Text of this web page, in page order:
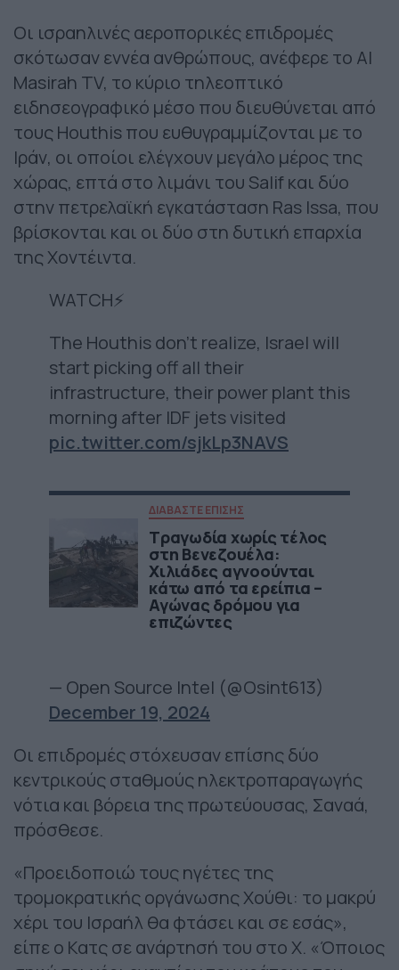
Οι ισραηλινές αεροπορικές επιδρομές
σκότωσαν εννέα ανθρώπους, ανέφερε το Al
Masirah TV, το κύριο τηλεοπτικό
ειδησεογραφικό μέσο που διευθύνεται από
τους Houthis που ευθυγραμμίζονται με το
Ιράν, οι οποίοι ελέγχουν μεγάλο μέρος της
χώρας, επτά στο λιμάνι του Salif και δύο
στην πετρελαϊκή εγκατάσταση Ras Issa, που
βρίσκονται και οι δύο στη δυτική επαρχία
της Χοντέιντα.
WATCH⚡️
The Houthis don’t realize, Israel will
start picking off all their
infrastructure, their power plant this
morning after IDF jets visited
pic.twitter.com/sjkLp3NAVS
ΔΙΑΒΑΣΤΕ ΕΠΙΣΗΣ
Τραγωδία χωρίς τέλος
στη Βενεζουέλα:
Χιλιάδες αγνοούνται
κάτω από τα ερείπια –
Αγώνας δρόμου για
επιζώντες
— Open Source Intel (@Osint613)
December 19, 2024
Οι επιδρομές στόχευσαν επίσης δύο
κεντρικούς σταθμούς ηλεκτροπαραγωγής
νότια και βόρεια της πρωτεύουσας, Σαναά,
πρόσθεσε.
«Προειδοποιώ τους ηγέτες της
τρομοκρατικής οργάνωσης Χούθι: το μακρύ
χέρι του Ισραήλ θα φτάσει και σε εσάς»,
είπε ο Κατς σε ανάρτησή του στο X. «Όποιος